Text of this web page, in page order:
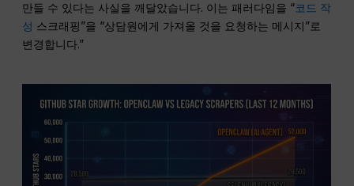
만들 수 있다는 사실을 깨달았습니다. 이는 패러다임을 “코드 작
성 스크래핑”을 “상담원에게 가져올 것을 요청하는 메시지”로
변경합니다.”